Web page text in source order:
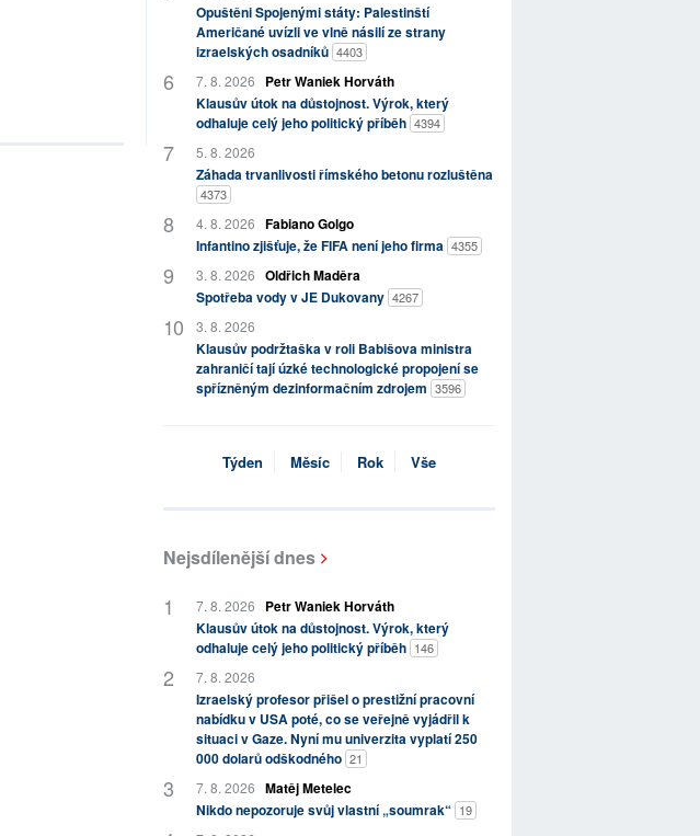
Opuštěni Spojenými státy: Palestinští
Američané uvízli ve vlně násilí ze strany
izraelských osadníků 4403
7. 8. 2026
Petr Waniek Horváth
Klausův útok na důstojnost. Výrok, který
odhaluje celý jeho politický příběh 4394
5. 8. 2026
Záhada trvanlivosti římského betonu rozluštěna
4373
4. 8. 2026 Fabiano Golgo
Infantino zjišťuje, že FIFA není jeho firma 4355
3. 8. 2026 Oldřich Maděra
Spotřeba vody v JE Dukovany 4267
3. 8. 2026
Klausův podržtaška v roli Babišova ministra
zahraničí tají úzké technologické propojení se
spřízněným dezinformačním zdrojem 3596
Týden Měsíc Rok Vše
Nejsdílenější dnes
7. 8. 2026
Petr Waniek Horváth
Klausův útok na důstojnost. Výrok, který
odhaluje celý jeho politický příběh 146
7. 8. 2026
Izraelský profesor přišel o prestižní pracovní
nabídku v USA poté, co se veřejně vyjádřil k
situaci v Gaze. Nyní mu univerzita vyplatí 250
000 dolarů odškodného 21
7. 8. 2026 Matěj Metelec
Nikdo nepozoruje svůj vlastní „soumrak“ 19